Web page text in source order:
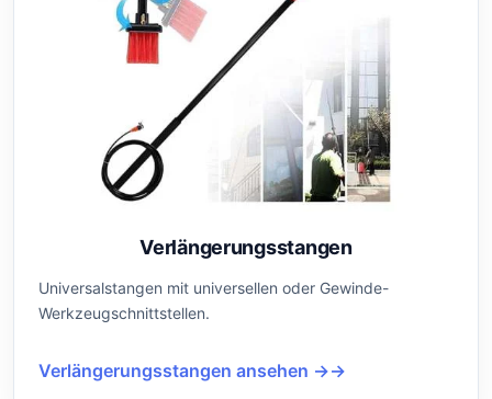
Verlängerungsstangen
Universalstangen mit universellen oder Gewinde-
Werkzeugschnittstellen.
Verlängerungsstangen ansehen →